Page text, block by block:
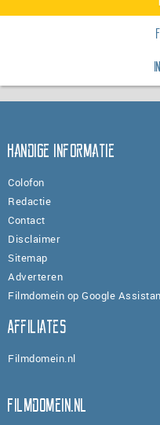
Handige informatie
Colofon
Redactie
Contact
Disclaimer
Sitemap
Adverteren
Filmdomein op Google
Affiliates
Filmdomein.nl
Filmdomein.nl